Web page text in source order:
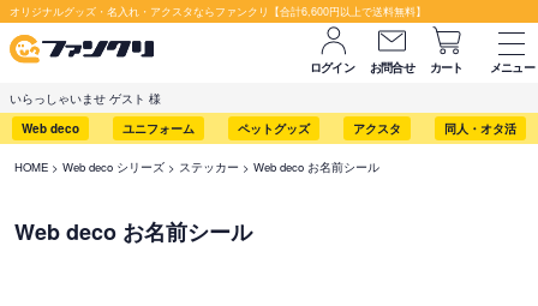
オリジナルグッズ・名入れ・アクスタならファンクリ【合計6,600円以上で送料無料】
ログイン お問合せ カート
メニュー
いらっしゃいませ ゲスト 様
Web deco
ユニフォーム ペットグッズ アクスタ 同人・オタ活
HOME Web deco シリーズ ステッカー Web deco お名前シール
Web deco お名前シール